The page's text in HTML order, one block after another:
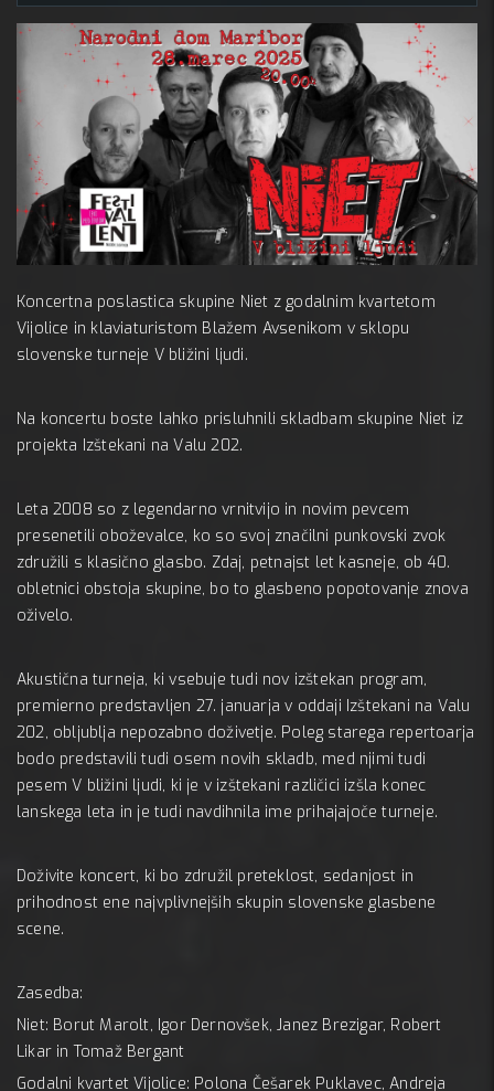
Koncertna poslastica skupine Niet z godalnim kvartetom
Vijolice in klaviaturistom Blažem Avsenikom v sklopu
slovenske turneje V bližini ljudi.
Na koncertu boste lahko prisluhnili skladbam skupine Niet iz
projekta Izštekani na Valu 202.
Leta 2008 so z legendarno vrnitvijo in novim pevcem
presenetili oboževalce, ko so svoj značilni punkovski zvok
združili s klasično glasbo. Zdaj, petnajst let kasneje, ob 40.
obletnici obstoja skupine, bo to glasbeno popotovanje znova
oživelo.
Akustična turneja, ki vsebuje tudi nov izštekan program,
premierno predstavljen 27. januarja v oddaji Izštekani na Valu
202, obljublja nepozabno doživetje. Poleg starega repertoarja
bodo predstavili tudi osem novih skladb, med njimi tudi
pesem V bližini ljudi, ki je v izštekani različici izšla konec
lanskega leta in je tudi navdihnila ime prihajajoče turneje.
Doživite koncert, ki bo združil preteklost, sedanjost in
prihodnost ene najvplivnejših skupin slovenske glasbene
scene.
Zasedba:
Niet: Borut Marolt, Igor Dernovšek, Janez Brezigar, Robert
Likar in Tomaž Bergant
Godalni kvartet Vijolice: Polona Češarek Puklavec, Andreja